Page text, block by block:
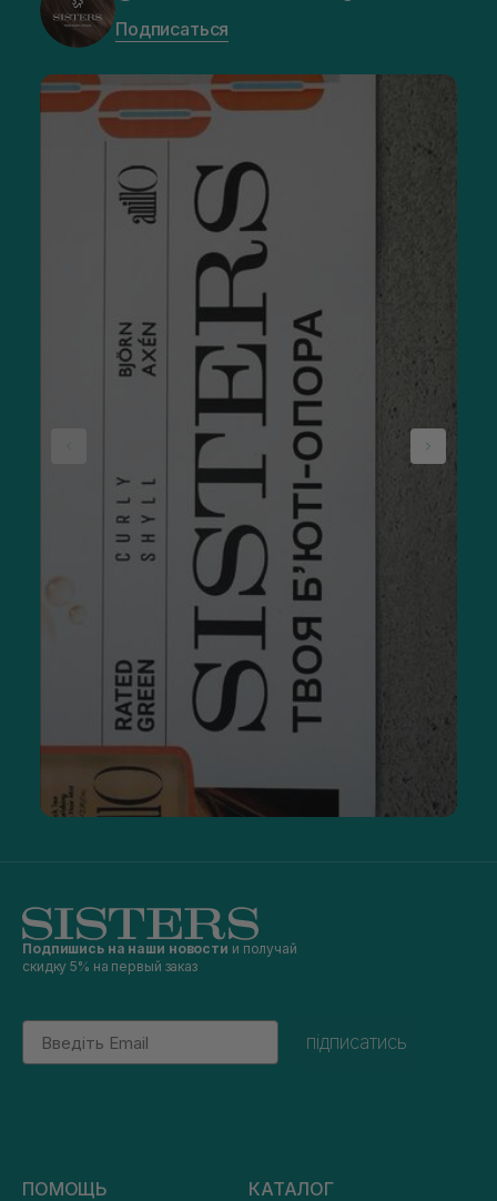
Подписаться
Подпишись на наши новости и получай
скидку 5% на первый заказ
Email
підписатись
ПОМОЩЬ КАТАЛОГ